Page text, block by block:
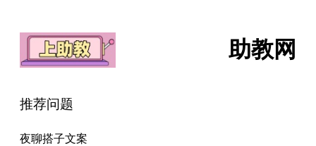
助教网
推荐问题
夜聊搭子文案